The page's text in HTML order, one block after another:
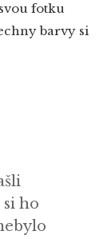
fotku
barvy si
ho